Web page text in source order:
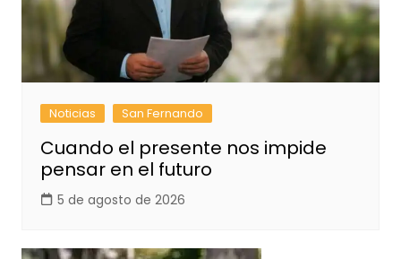
Noticias San Fernando
Cuando el presente nos impide
pensar en el futuro
5 de agosto de 2026